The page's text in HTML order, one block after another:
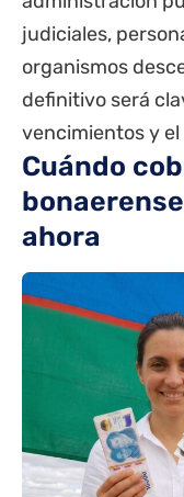
judiciales,
organismos
definitivo será
vencimientos y
Cuándo
ahora